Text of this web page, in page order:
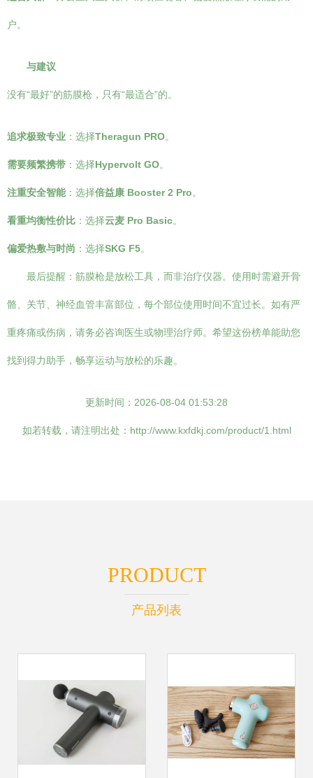
户。
与建议
没有“最好”的筋膜枪，只有“最适合”的。
追求极致专业 ：选择Theragun PRO。
需要频繁携带 ：选择Hypervolt GO。
注重安全智能：选择倍益康 Booster 2 Pro。
看重均衡性价比 ：选择云麦 Pro Basic。
偏爱热敷与时尚 ：选择SKG F5。
最后提醒：筋膜枪是放松工具，而非治疗仪器。使用时需避开骨
骼、关节、神经血管丰富部位，每个部位使用时间不宜过长。如有严
重疼痛或伤病，请务必咨询医生或物理治疗师。希望这份榜单能助您
找到得力助手，畅享运动与放松的乐趣。
更新时间：2026-08-04 01:53:28
如若转载，请注明出处：http://www.kxfdkj.com/product/1.html
PRODUCT
产品列表